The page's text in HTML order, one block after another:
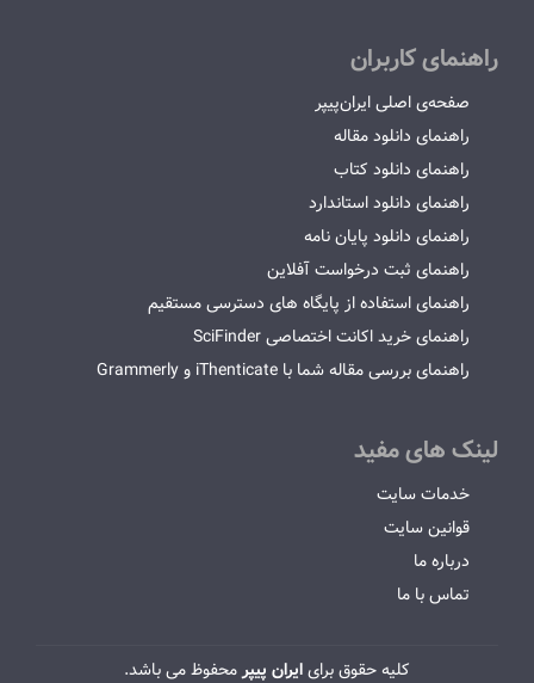
راهنمای کاربران
صفحه‌ی اصلی ایران‌پیپر
راهنمای دانلود مقاله
راهنمای دانلود کتاب
راهنمای دانلود استاندارد
راهنمای دانلود پایان نامه
راهنمای ثبت درخواست آفلاین
راهنمای استفاده از پایگاه های دسترسی مستقیم
راهنمای خرید اکانت اختصاصی SciFinder
راهنمای بررسی مقاله شما با iThenticate و Grammerly
لینک های مفید
خدمات سایت
قوانین سایت
درباره ما
تماس با ما
کلیه حقوق برایایران پیپرمحفوظ می باشد.